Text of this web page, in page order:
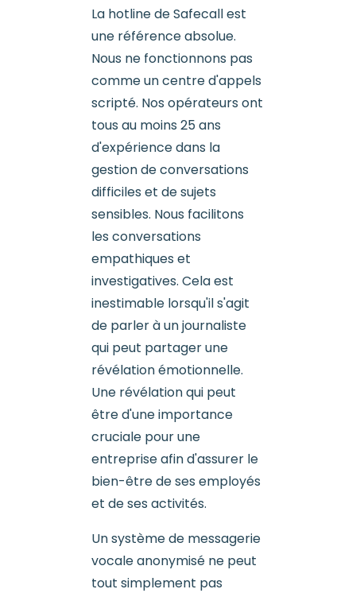
La hotline de Safecall est
une référence absolue.
Nous ne fonctionnons pas
comme un centre d'appels
scripté. Nos opérateurs ont
tous au moins 25 ans
d'expérience dans la
gestion de conversations
difficiles et de sujets
sensibles. Nous facilitons
les conversations
empathiques et
investigatives. Cela est
inestimable lorsqu'il s'agit
de parler à un journaliste
qui peut partager une
révélation émotionnelle.
Une révélation qui peut
être d'une importance
cruciale pour une
entreprise afin d'assurer le
bien-être de ses employés
et de ses activités.
Un système de messagerie
vocale anonymisé ne peut
tout simplement pas